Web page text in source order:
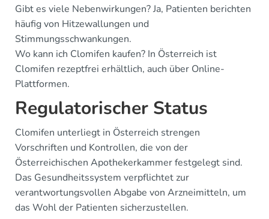
Gibt es viele Nebenwirkungen? Ja, Patienten berichten
häufig von Hitzewallungen und
Stimmungsschwankungen.
Wo kann ich Clomifen kaufen? In Österreich ist
Clomifen rezeptfrei erhältlich, auch über Online-
Plattformen.
Regulatorischer Status
Clomifen unterliegt in Österreich strengen
Vorschriften und Kontrollen, die von der
Österreichischen Apothekerkammer festgelegt sind.
Das Gesundheitssystem verpflichtet zur
verantwortungsvollen Abgabe von Arzneimitteln, um
das Wohl der Patienten sicherzustellen.